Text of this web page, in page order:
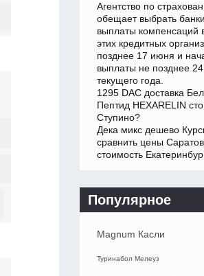
Агентство по
обещает выбрать
выплаты компенсаций
этих кредитных
позднее 17 июня и
выплаты не позднее
текущего года.
1295 DAC доставка
Пептид HEXARELIN
Ступино?
Дека микс дешево
сравнить цены
стоимость
Популярное
Magnum Касли
Туринабол Мелеуз